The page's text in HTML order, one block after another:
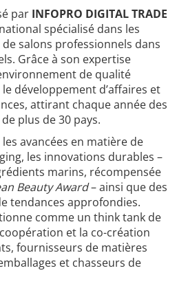
par INFOPRO DIGITAL TRADE
spécialisé dans les
salons professionnels dans
Grâce à son expertise
de qualité
développement d’affaires et
attirant chaque année des
plus de 30 pays.
avancées en matière de
les innovations durables –
marins, récompensée
Beauty Award– ainsi que des
tendances approfondies.
comme un think tank de
et la co-création
fournisseurs de matières
et chasseurs de